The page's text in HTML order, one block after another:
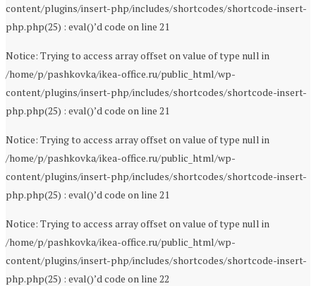
content/plugins/insert-php/includes/shortcodes/shortcode-insert-
php.php(25) : eval()’d code on line 21
Notice: Trying to access array offset on value of type null in
/home/p/pashkovka/ikea-office.ru/public_html/wp-
content/plugins/insert-php/includes/shortcodes/shortcode-insert-
php.php(25) : eval()’d code on line 21
Notice: Trying to access array offset on value of type null in
/home/p/pashkovka/ikea-office.ru/public_html/wp-
content/plugins/insert-php/includes/shortcodes/shortcode-insert-
php.php(25) : eval()’d code on line 21
Notice: Trying to access array offset on value of type null in
/home/p/pashkovka/ikea-office.ru/public_html/wp-
content/plugins/insert-php/includes/shortcodes/shortcode-insert-
php.php(25) : eval()’d code on line 22